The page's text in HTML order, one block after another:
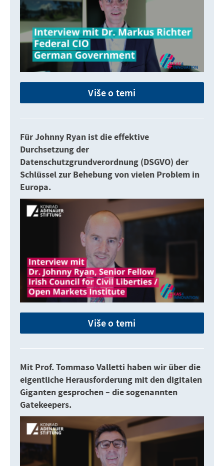
Više o temi
Für Johnny Ryan ist die effektive
Durchsetzung der
Datenschutzgrundverordnung (DSGVO) der
Schlüssel zur Behebung von vielen Problem in
Europa.
Više o temi
Mit Prof. Tommaso Valletti haben wir über die
eigentliche Herausforderung mit den digitalen
Giganten gesprochen – die sogenannten
Gatekeepers.